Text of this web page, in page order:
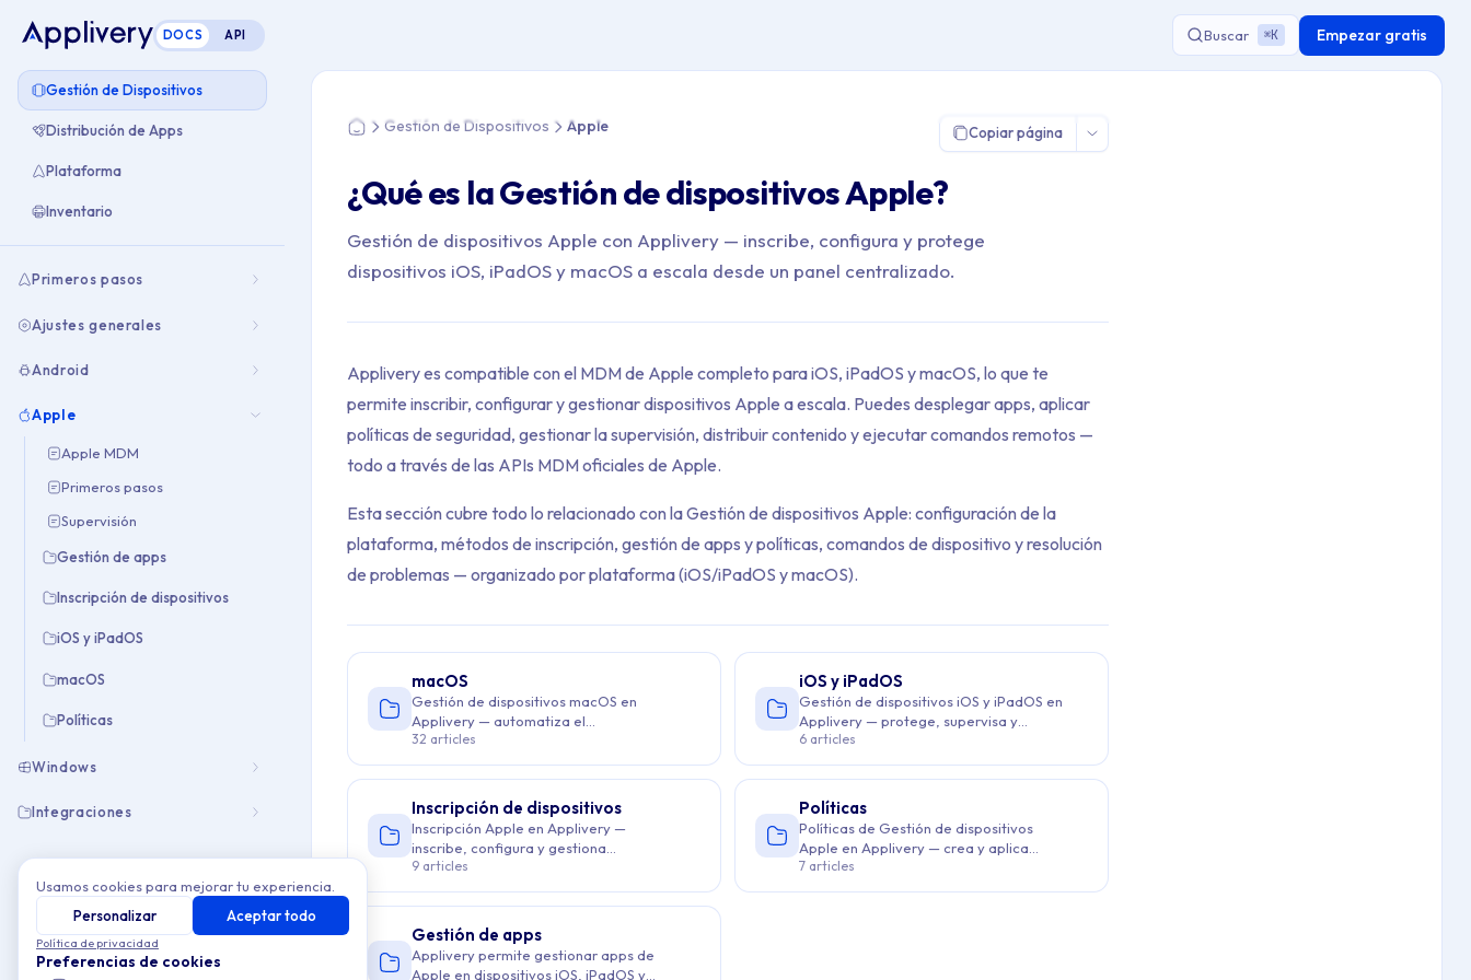
DOCS API
Gestión de Dispositivos
Distribución de Apps
Plataforma
Inventario
Primeros pasos
Ajustes generales
Android
Apple
Apple MDM
Primeros pasos
Supervisión
Gestión de apps
Inscripción de dispositivos
iOS y iPadOS
macOS
Políticas
Windows
Integraciones
Buscar ⌘K Empezar gratis
HomeGestión de Dispositivos Apple Copiar página
¿Qué es la Gestión de dispositivos Apple?
Gestión de dispositivos Apple con Applivery — inscribe, configura y protege
dispositivos iOS, iPadOS y macOS a escala desde un panel centralizado.
Applivery es compatible con el MDM de Apple completo para iOS, iPadOS y macOS, lo que te
permite inscribir, configurar y gestionar dispositivos Apple a escala. Puedes desplegar apps, aplicar
políticas de seguridad, gestionar la supervisión, distribuir contenido y ejecutar comandos remotos —
todo a través de las APIs MDM oficiales de Apple.
Esta sección cubre todo lo relacionado con la Gestión de dispositivos Apple: configuración de la
plataforma, métodos de inscripción, gestión de apps y políticas, comandos de dispositivo y resolución
de problemas — organizado por plataforma (iOS/iPadOS y macOS).
macOS
Gestión de dispositivos macOS en
Applivery — automatiza el
aprovisionamiento, aplica políticas de
escala.
32 articles
iOS y iPadOS
Gestión de dispositivos iOS y iPadOS en
Applivery — protege, supervisa y
administra dispositivos corporativos,
aplicación de políticas.
6 articles
Inscripción de dispositivos
Inscripción Apple en Applivery —
inscribe, configura y gestiona
dispositivos iOS, iPadOS y macOS a
9 articles
Políticas
Políticas de Gestión de dispositivos
Apple en Applivery — crea y aplica
políticas en dispositivos iOS, iPadOS y
7 articles
Gestión de apps
Applivery permite gestionar apps de
Apple en dispositivos iOS, iPadOS y
Archive Contents: Apple
This collection contains 3 articles across 1 sections: Apple.
Topics covered: Apple MDM, Primeros pasos, Supervisión
Article listing:
Apple MDM- Apple MDM con Applivery — visión general de Apple Business, DEP, VPP, supervisión y fundamentos de la gestión de dispositivos
Usamos cookies para mejorar tu experiencia.
Personalizar
Aceptar todo
Política de privacidad
Preferencias de cookies